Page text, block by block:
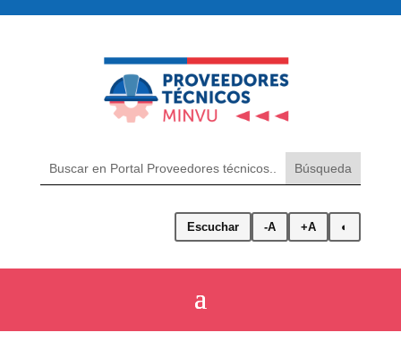
Escuchar -A +A ◐